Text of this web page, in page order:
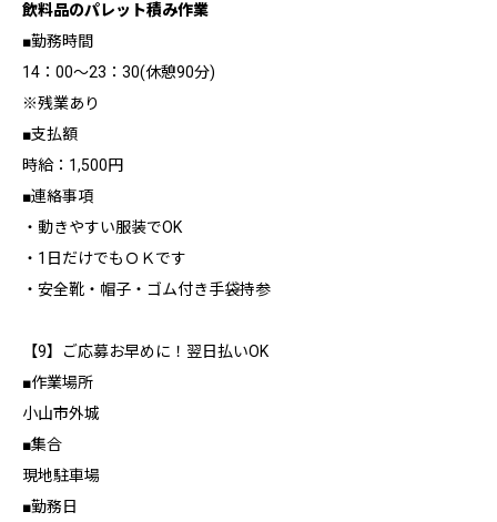
飲料品のパレット積み作業
■勤務時間
14：00～23：30(休憩90分)
※残業あり
■支払額
時給：1,500円
■連絡事項
・動きやすい服装でOK
・1日だけでもＯＫです
・安全靴・帽子・ゴム付き手袋持参
【9】ご応募お早めに！翌日払いOK
■作業場所
小山市外城
■集合
現地駐車場
■勤務日